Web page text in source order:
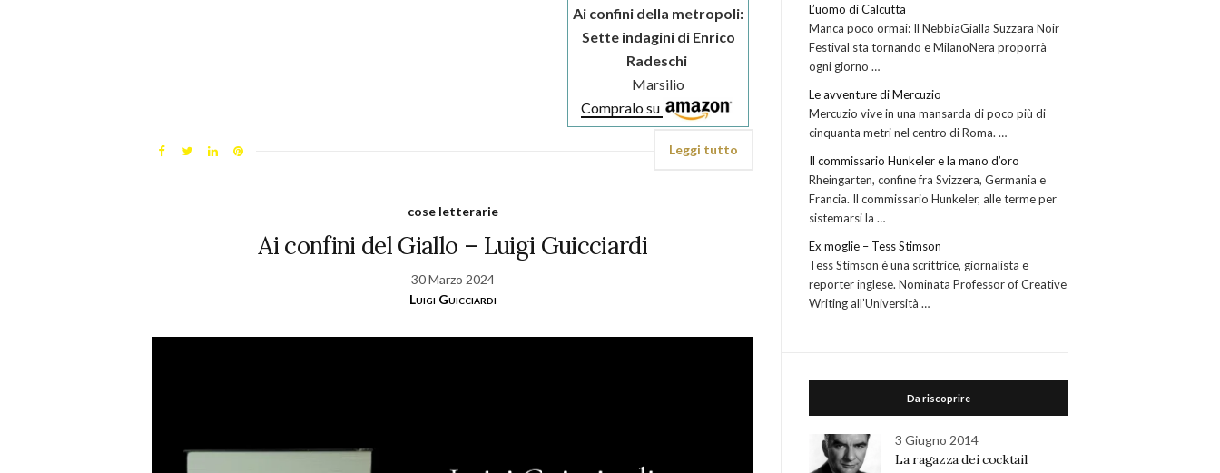
Ai confini della metropoli:
Sette indagini di Enrico
Radeschi
Marsilio
Compralo su
Leggi tutto
cose letterarie
Ai confini del Giallo – Luigi Guicciardi
30 Marzo 2024
Luigi Guicciardi
L’uomo di Calcutta
Manca poco ormai: Il NebbiaGialla Suzzara Noir
Festival sta tornando e MilanoNera proporrà
ogni giorno …
Le avventure di Mercuzio
Mercuzio vive in una mansarda di poco più di
cinquanta metri nel centro di Roma. …
Il commissario Hunkeler e la mano d’oro
Rheingarten, confine fra Svizzera, Germania e
Francia. Il commissario Hunkeler, alle terme per
sistemarsi la …
Ex moglie – Tess Stimson
Tess Stimson è una scrittrice, giornalista e
reporter inglese. Nominata Professor of Creative
Writing all’Università …
Da riscoprire
3 Giugno 2014
La ragazza dei cocktail